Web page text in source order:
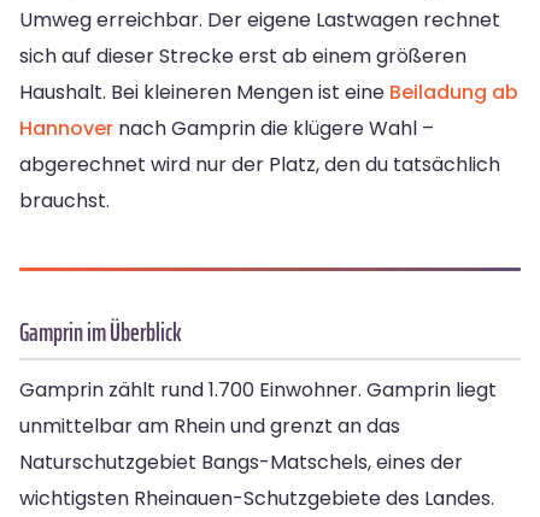
Umweg erreichbar. Der eigene Lastwagen rechnet
sich auf dieser Strecke erst ab einem größeren
Haushalt. Bei kleineren Mengen ist eine Beiladung ab
Hannover nach Gamprin die klügere Wahl –
abgerechnet wird nur der Platz, den du tatsächlich
brauchst.
Gamprin im Überblick
Gamprin zählt rund 1.700 Einwohner. Gamprin liegt
unmittelbar am Rhein und grenzt an das
Naturschutzgebiet Bangs-Matschels, eines der
wichtigsten Rheinauen-Schutzgebiete des Landes.